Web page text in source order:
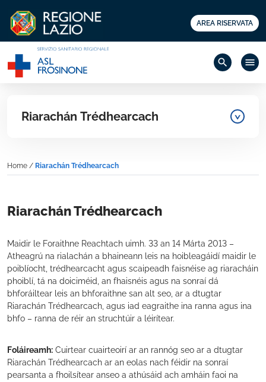
AREA RISERVATA
search menu
Riarachán Trédhearcach
Home / Riarachán Trédhearcach
Riarachán Trédhearcach
Maidir le Foraithne Reachtach uimh. 33 an 14 Márta 2013 –
Atheagrú na rialachán a bhaineann leis na hoibleagáidí maidir le
poiblíocht, trédhearcacht agus scaipeadh faisnéise ag riaracháin
phoiblí, tá na doiciméid, an fhaisnéis agus na sonraí dá
bhforáiltear leis an bhforaithne san alt seo, ar a dtugtar
Riarachán Trédhearcach, agus iad eagraithe ina ranna agus ina
bhfo – ranna de réir an struchtúir a léirítear.
Foláireamh: Cuirtear cuairteoirí ar an rannóg seo ar a dtugtar
Riarachán Trédhearcach ar an eolas nach féidir na sonraí
pearsanta a fhoilsítear anseo a athúsáid ach amháin faoi na